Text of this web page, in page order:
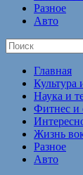
Разное
Авто
Главная
Культура
Наука и
Фитнес и
Жизнь
Разное
Авто